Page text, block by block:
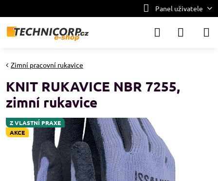
Panel uživatele
Z VLASTNÍ PRAXE
AKCE
Zimní pracovní rukavice
KNIT RUKAVICE NBR 7255,
zimní rukavice